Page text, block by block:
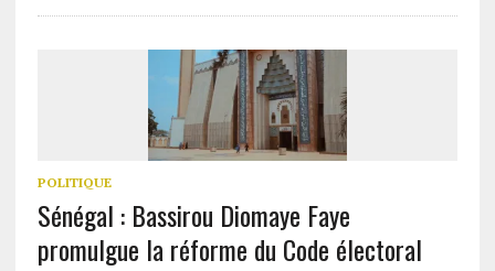
POLITIQUE
Sénégal : Bassirou Diomaye Faye
promulgue la réforme du Code électoral